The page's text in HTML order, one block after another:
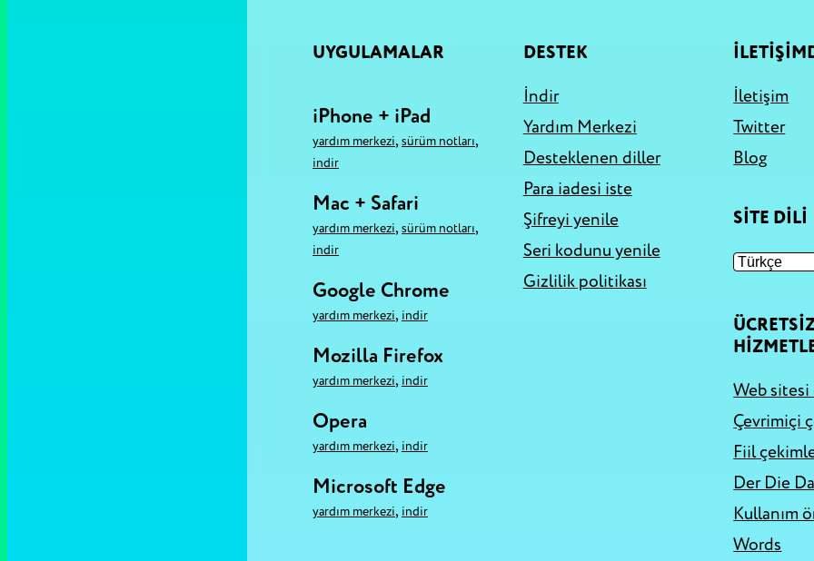
UYGULAMALAR
iPhone + iPad
yardım merkezi, sürüm notları,
i̇ndir
Mac + Safari
yardım merkezi, sürüm notları,
i̇ndir
Google Chrome
yardım merkezi, i̇ndir
Mozilla Firefox
yardım merkezi, i̇ndir
Opera
yardım merkezi, i̇ndir
Microsoft Edge
yardım merkezi, i̇ndir
DESTEK
İndir
Yardım Merkezi
Desteklenen diller
Para iadesi iste
Şifreyi yenile
Seri kodunu yenile
Gizlilik politikası
İletişim
Twitter
Blog
SITE DILI
Web
Çevrimiçi
Fiil
Der Die
Kullanım
Words